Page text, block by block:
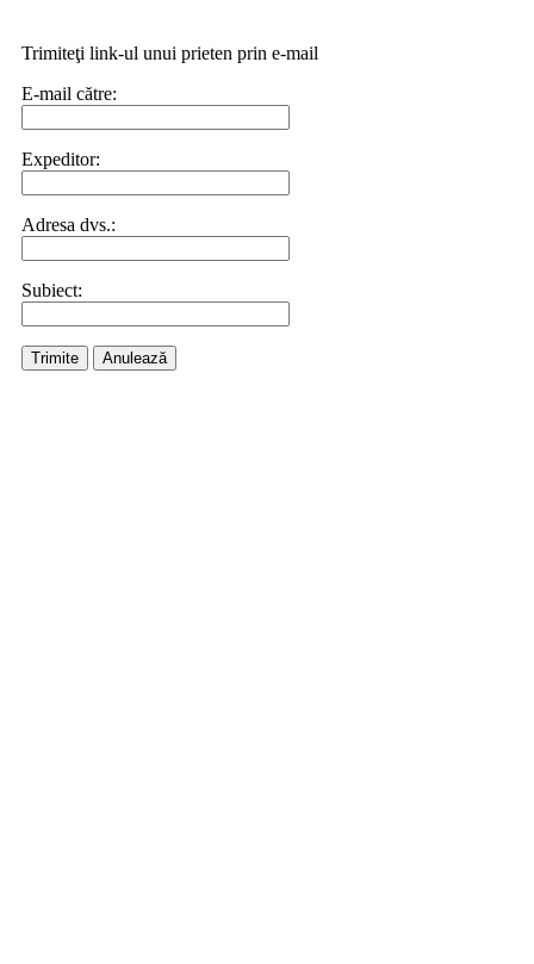
Trimiteţi link-ul unui prieten prin e-mail
E-mail către:
Expeditor:
Adresa dvs.:
Subiect:
Trimite Anulează